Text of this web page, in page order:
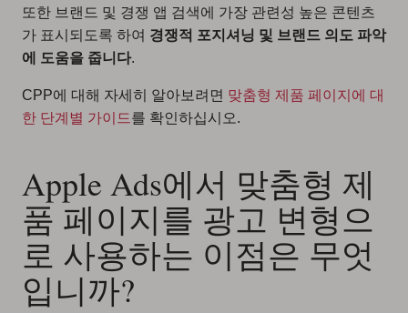
또한 브랜드 및 경쟁 앱 검색에 가장 관련성 높은 콘텐츠
가 표시되도록 하여 경쟁적 포지셔닝 및 브랜드 의도 파악
에 도움을 줍니다.
CPP에 대해 자세히 알아보려면 맞춤형 제품 페이지에 대
한 단계별 가이드를 확인하십시오.
Apple Ads에서 맞춤형 제
품 페이지를 광고 변형으
로 사용하는 이점은 무엇
입니까?